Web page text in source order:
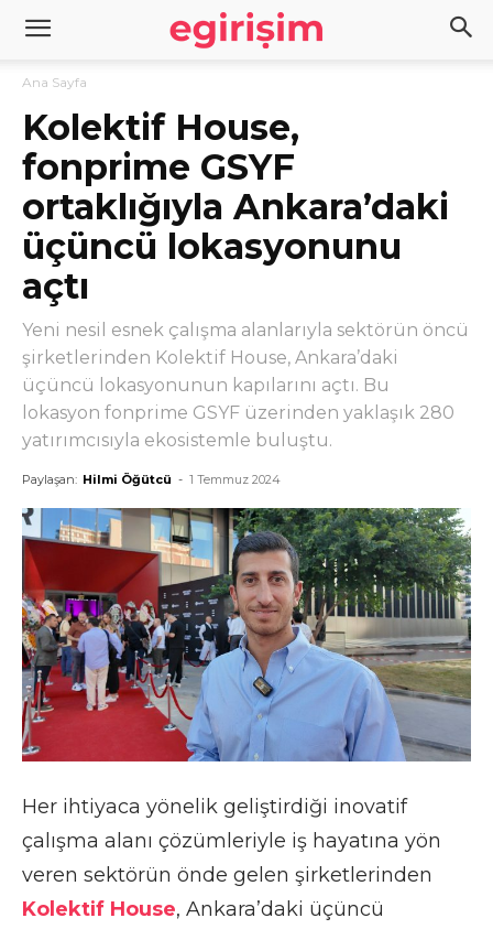
Ana Sayfa
Kolektif House,
fonprime GSYF
ortaklığıyla Ankara’daki
üçüncü lokasyonunu
açtı
Yeni nesil esnek çalışma alanlarıyla sektörün öncü
şirketlerinden Kolektif House, Ankara’daki
üçüncü lokasyonunun kapılarını açtı. Bu
lokasyon fonprime GSYF üzerinden yaklaşık 280
yatırımcısıyla ekosistemle buluştu.
Paylaşan: Hilmi Öğütcü - 1 Temmuz 2024
Her ihtiyaca yönelik geliştirdiği inovatif
çalışma alanı çözümleriyle iş hayatına yön
veren sektörün önde gelen şirketlerinden
Kolektif House, Ankara’daki üçüncü